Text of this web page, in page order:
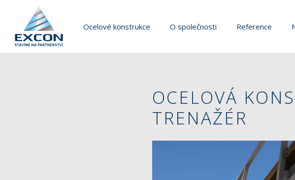
Ocelové konstrukce O společnosti Reference
OCELOVÁ
TRENAŽÉR